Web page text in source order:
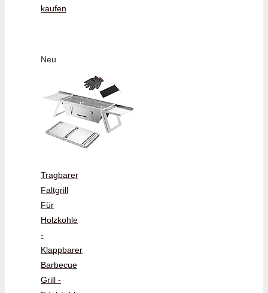
kaufen
Neu
Tragbarer
Faltgrill
Für
Holzkohle
-
Klappbarer
Barbecue
Grill -